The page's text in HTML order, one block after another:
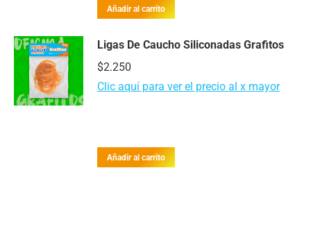
Añadir al carrito
Ligas De Caucho Siliconadas Grafitos
$2.250
Clic aquí para ver el precio al x mayor
Añadir al carrito